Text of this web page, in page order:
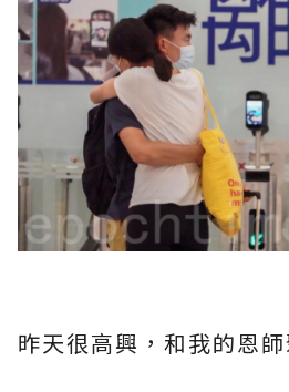
昨天很高興，和我的恩師